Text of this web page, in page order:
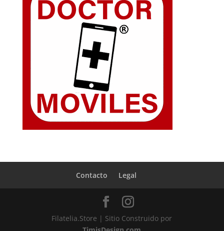
Contacto Legal
Filatelia.Store | Sitio Construido por